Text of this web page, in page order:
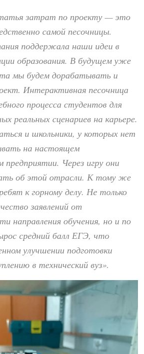
затрат по проекту — это
самой песочницы.
поддержала наши идеи в
образования. В будущем уже
мы будем дорабатывать и
Интерактивная песочница
процесса студентов для
реальных сценариев на карьере.
и школьники, у которых нет
на настоящем
Через игру они
об этой отрасли. К тому же
к горному делу. Не только
заявлений от
направления обучения, но и по
средний балл ЕГЭ, что
улучшении подготовки
в технический вуз».